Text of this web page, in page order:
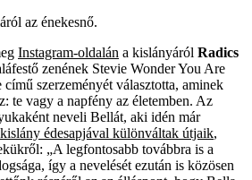
az énekesnő.
Instagram-oldalán a kislányáról Radics
zenének Stevie Wonder You Are
szerzeményét választotta, aminek
te vagy a napfény az életemben. Az
neveli Bellát, aki idén már
édesapjával különváltak útjaik,
„A legfontosabb továbbra is a
így a nevelését ezután is közösen